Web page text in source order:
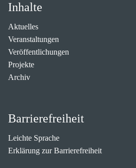
Inhalte
Aktuelles
Veranstaltungen
Veröffentlichungen
Projekte
Archiv
Barrierefreiheit
Leichte Sprache
Erklärung zur Barrierefreiheit